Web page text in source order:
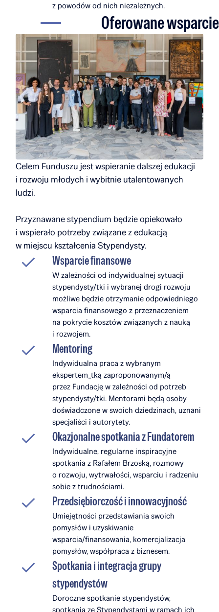
z powodów od nich niezależnych.
Oferowane wsparcie
Celem Funduszu jest wspieranie dalszej edukacji
i rozwoju młodych i wybitnie utalentowanych
ludzi.
Przyznawane stypendium będzie opiekowało
i wspierało potrzeby związane z edukacją
w miejscu kształcenia Stypendysty.
Wsparcie finansowe
W zależności od indywidualnej sytuacji
stypendysty/tki i wybranej drogi rozwoju
możliwe będzie otrzymanie odpowiedniego
wsparcia finansowego z przeznaczeniem
na pokrycie kosztów związanych z nauką
i rozwojem.
Mentoring
Indywidualna praca z wybranym
ekspertem_tką zaproponowanym/ą
przez Fundację w zależności od potrzeb
stypendysty/tki. Mentorami będą osoby
doświadczone w swoich dziedzinach, uznani
specjaliści i autorytety.
Okazjonalne spotkania z Fundatorem
Indywidualne, regularne inspiracyjne
spotkania z Rafałem Brzoską, rozmowy
o rozwoju, wytrwałości, wsparciu i radzeniu
sobie z trudnościami.
Przedsiębiorczość i innowacyjność
Umiejętności przedstawiania swoich
pomysłów i uzyskiwanie
wsparcia/finansowania, komercjalizacja
pomysłów, współpraca z biznesem.
Spotkania i integracja grupy
stypendystów
Doroczne spotkanie stypendystów,
spotkania ze Stypendystami w ramach ich